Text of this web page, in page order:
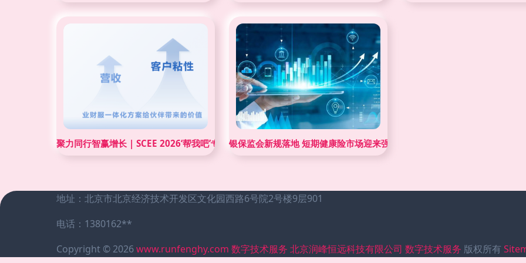
聚力同行智赢增长 | SCEE 2026‘帮我吧’专场 以一体化服务赋能伙伴创收破局银保监会新规落地 短期健康险市场迎来强监管，数字技术服务助力规范破局
地址：北京市北京经济技术开发区文化园西路6号院2号楼9层901
电话：1380162**
Copyright © 2026www.runfenghy.com 数字技术服务 北京润峰恒远科技有限公司 数字技术服务 版权所有